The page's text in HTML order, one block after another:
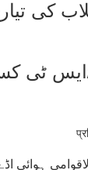
انقلاب
ٹی
ہوائی